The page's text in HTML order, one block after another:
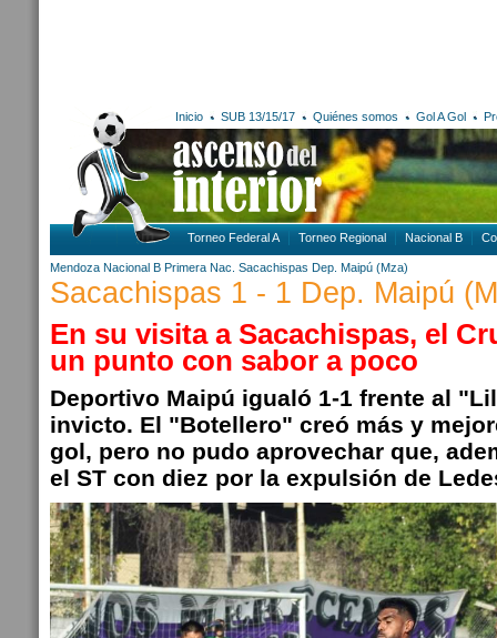
Inicio SUB 13/15/17 Quiénes somos Gol A Gol
Torneo Federal A Torneo Regional Nacional B
Mendoza Nacional B Primera Nac. Sacachispas Dep. Maipú (Mza)
Sacachispas 1 - 1 Dep. Maipú
En su visita a Sacachispas, el
un punto con sabor a poco
Deportivo Maipú igualó 1-1 frente al
invicto. El "Botellero" creó más y
gol, pero no pudo aprovechar que,
el ST con diez por la expulsión de